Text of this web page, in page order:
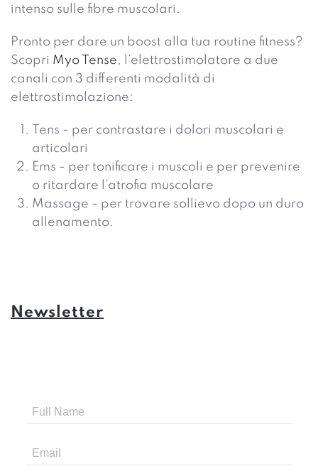
intenso sulle fibre muscolari.
Pronto per dare un boost alla tua routine fitness?
Scopri Myo Tense, l’elettrostimolatore a due
canali con 3 differenti modalità di
elettrostimolazione:
Tens - per contrastare i dolori muscolari e
articolari
Ems - per tonificare i muscoli e per prevenire
o ritardare l’atrofia muscolare
Massage - per trovare sollievo dopo un duro
allenamento.
Newsletter